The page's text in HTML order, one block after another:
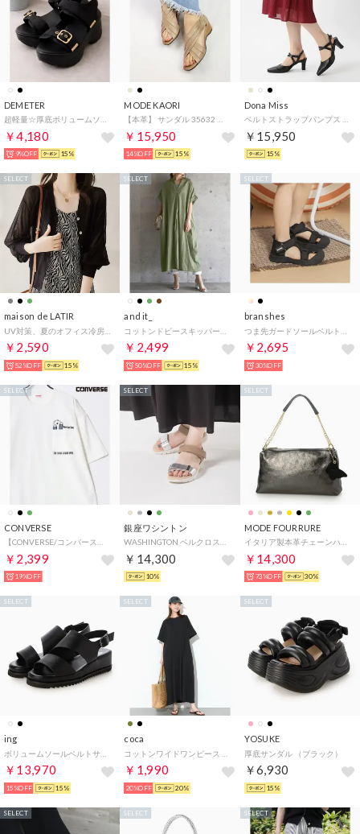
DEMETER
￥4,180
9%OFF 15%
MODE KAORI
￥15,950
14%OFF 15%
Dona Miss
￥15,950
15%
maison de LATIR
￥2,590
SELECT
52%OFF 15%
and it_
￥2,499
SELECT
50%OFF 15%
branshes
￥2,695
SELECT
30%OFF
CONVERSE
￥2,399
SELECT
19%OFF
銀座ワシントン
￥14,300
SELECT
10%
MODE FOURRURE
￥14,300
SELECT
73%OFF 30%
ing
￥13,970
SELECT
15%OFF 15%
coca
￥1,990
SELECT
20%OFF 20%
YOSUKE
厚底サンダル （ブラック）
￥6,930
SELECT
15%
SELECT SELECT SELECT